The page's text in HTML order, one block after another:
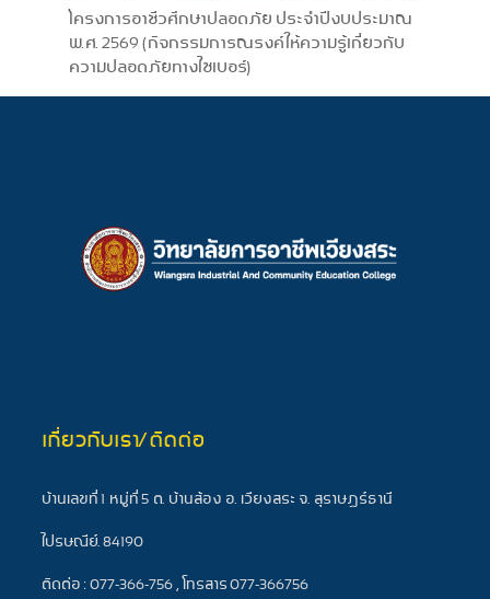
โครงการอาชีวศึกษาปลอดภัย ประจำปีงบประมาณ
พ.ศ. 2569 (กิจกรรมการณรงค์ให้ความรู้เกี่ยวกับ
ความปลอดภัยทางไซเบอร์)
เกี่ยวกับเรา/ติดต่อ
บ้านเลขที่ 1 หมู่ที่ 5 ต. บ้านส้อง อ. เวียงสระ จ. สุราษฎร์ธานี
ไปรษณีย์. 84190
ติดต่อ : 077-366-756 , โทรสาร 077-366756